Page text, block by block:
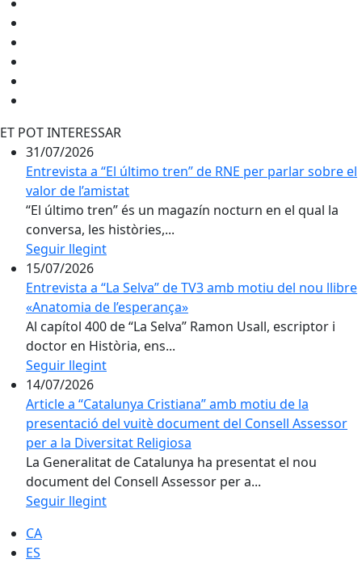
ET POT INTERESSAR
31/07/2026
Entrevista a “El último tren” de RNE per parlar sobre el
valor de l’amistat
“El último tren” és un magazín nocturn en el qual la
conversa, les històries,...
Seguir llegint
15/07/2026
Entrevista a “La Selva” de TV3 amb motiu del nou llibre
«Anatomia de l’esperança»
Al capítol 400 de “La Selva” Ramon Usall, escriptor i
doctor en Història, ens...
Seguir llegint
14/07/2026
Article a “Catalunya Cristiana” amb motiu de la
presentació del vuitè document del Consell Assessor
per a la Diversitat Religiosa
La Generalitat de Catalunya ha presentat el nou
document del Consell Assessor per a...
Seguir llegint
CA
ES